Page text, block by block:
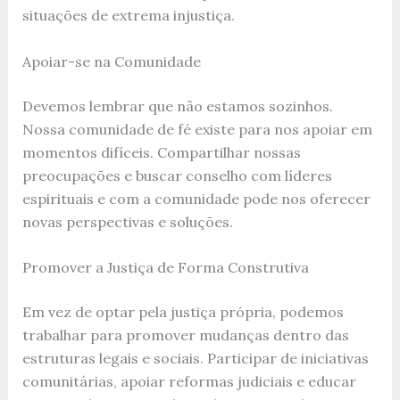
situações de extrema injustiça.
Apoiar-se na Comunidade
Devemos lembrar que não estamos sozinhos.
Nossa comunidade de fé existe para nos apoiar em
momentos difíceis. Compartilhar nossas
preocupações e buscar conselho com líderes
espirituais e com a comunidade pode nos oferecer
novas perspectivas e soluções.
Promover a Justiça de Forma Construtiva
Em vez de optar pela justiça própria, podemos
trabalhar para promover mudanças dentro das
estruturas legais e sociais. Participar de iniciativas
comunitárias, apoiar reformas judiciais e educar